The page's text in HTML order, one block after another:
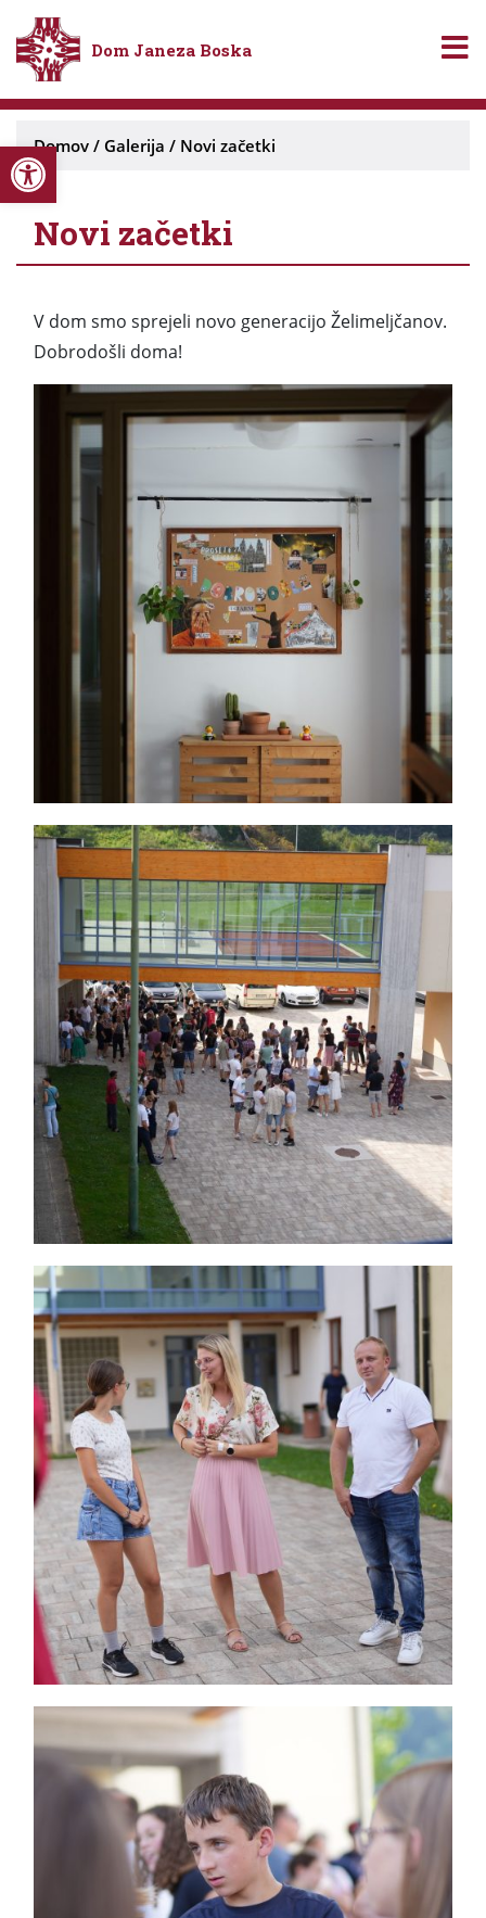
Open toolbar
Dom Janeza Boska
Domov / Galerija / Novi začetki
Novi začetki
V dom smo sprejeli novo generacijo Želimeljčanov.
Dobrodošli doma!